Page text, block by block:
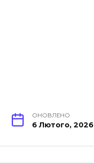
ОНОВЛЕНО
6 Лютого, 2026